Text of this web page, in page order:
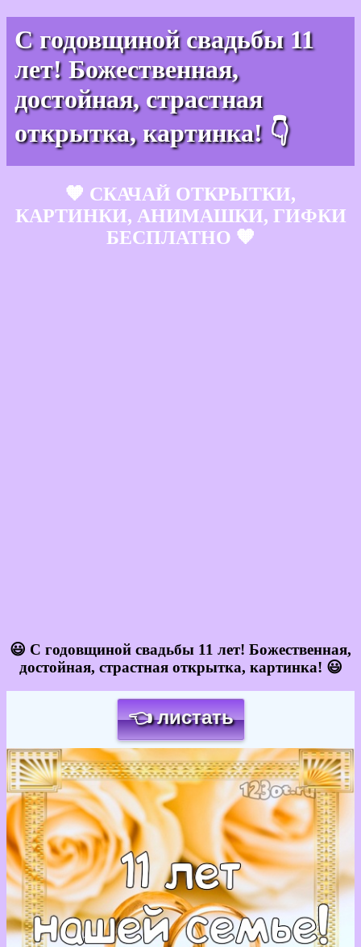
С годовщиной свадьбы 11
лет! Божественная,
достойная, страстная
открытка, картинка! 👇
🧡 СКАЧАЙ ОТКРЫТКИ,
КАРТИНКИ, АНИМАШКИ, ГИФКИ
БЕСПЛАТНО 🧡
😃 С годовщиной свадьбы 11 лет! Божественная,
достойная, страстная открытка, картинка! 😃
👈 листать
Загрузка картинки...